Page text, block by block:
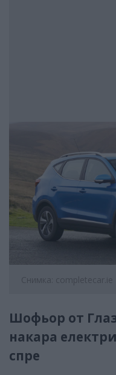
Снимка: completecar.ie
Шофьор от
накара
спре